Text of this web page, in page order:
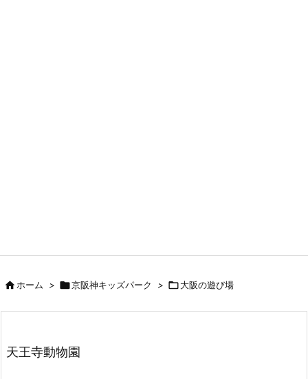
ホーム > 京阪神キッズパーク > 大阪の遊び場
天王寺動物園